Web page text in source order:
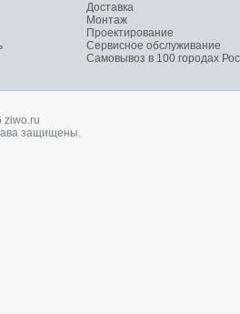
Доставка
Монтаж
Проектирование
Сервисное обслуживание
Самовывоз в 100 городах
ziwo.ru
защищены.